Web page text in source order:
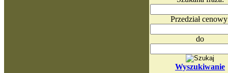
Przedział
do
Wyszukiwanie